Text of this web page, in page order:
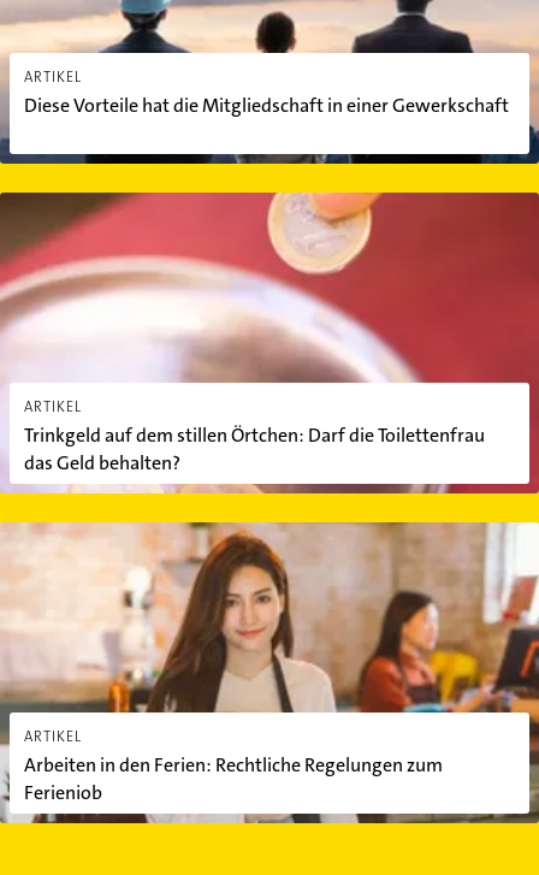
ARTIKEL
Diese Vorteile hat die Mitgliedschaft in einer Gewerkschaft
ARTIKEL
Trinkgeld auf dem stillen Örtchen: Darf die Toilettenfrau
das Geld behalten?
Trinkgeld auf dem stillen Örtchen: Darf die Toilettenfrau das Geld
ARTIKEL
Arbeiten in den Ferien: Rechtliche Regelungen zum
Ferienjob
Arbeiten in den Ferien: Rechtliche Regelungen zum Ferienjob